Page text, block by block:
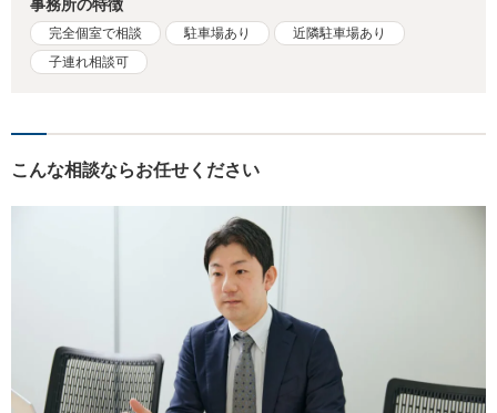
事務所の特徴
完全個室で相談 駐車場あり
近隣駐車場あり
子連れ相談可
こんな相談ならお任せください